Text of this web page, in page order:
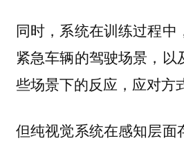
同时，系统在训练过程中
紧急车辆的驾驶场景，以
些场景下的反应，应对方
但纯视觉系统在感知层面